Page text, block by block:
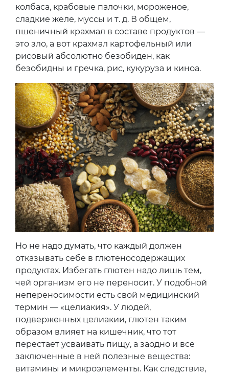
колбаса, крабовые палочки, мороженое,
сладкие желе, муссы и т. д. В общем,
пшеничный крахмал в составе продуктов —
это зло, а вот крахмал картофельный или
рисовый абсолютно безобиден, как
безобидны и гречка, рис, кукуруза и киноа.
Но не надо думать, что каждый должен
отказывать себе в глютеносодержащих
продуктах. Избегать глютен надо лишь тем,
чей организм его не переносит. У подобной
непереносимости есть свой медицинский
термин — «целиакия». У людей,
подверженных целиакии, глютен таким
образом влияет на кишечник, что тот
перестает усваивать пищу, а заодно и все
заключенные в ней полезные вещества:
витамины и микроэлементы. Как следствие,